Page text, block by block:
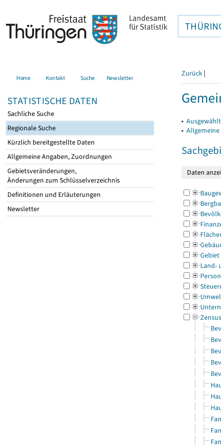
Home Kontakt Suche Newsletter
STATISTISCHE DATEN
Sachliche Suche
Regionale Suche
Kürzlich bereitgestellte Daten
Allgemeine Angaben, Zuordnungen
Gebietsveränderungen,
Änderungen zum Schlüsselverzeichnis
Definitionen und Erläuterungen
Newsletter
Zurück |
▸
▸
Gebiet
Land-
Zensus